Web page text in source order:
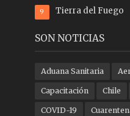
Tierra del Fuego
9
SON NOTICIAS
Aduana Sanitaria
Capacitación Chile
COVID-19